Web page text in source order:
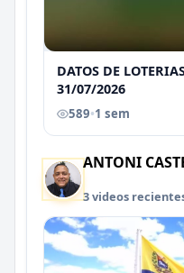
DATOS DE
31/07/2026
589•1 sem
ANTONI
3 videos